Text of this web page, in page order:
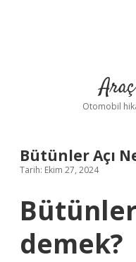
Otomobil
Bütünler Açı
Tarih: Ekim 27, 2024
Bütünler
demek?